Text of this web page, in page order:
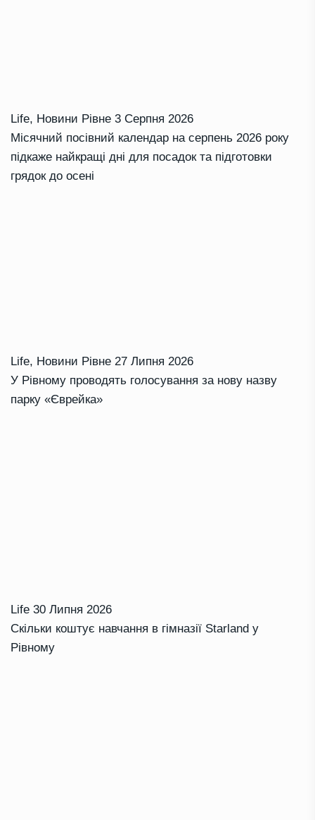
Life, Новини Рівне 3 Серпня 2026
Місячний посівний календар на серпень 2026 року
підкаже найкращі дні для посадок та підготовки
грядок до осені
Life, Новини Рівне 27 Липня 2026
У Рівному проводять голосування за нову назву
парку «Єврейка»
Life 30 Липня 2026
Скільки коштує навчання в гімназії Starland у
Рівному